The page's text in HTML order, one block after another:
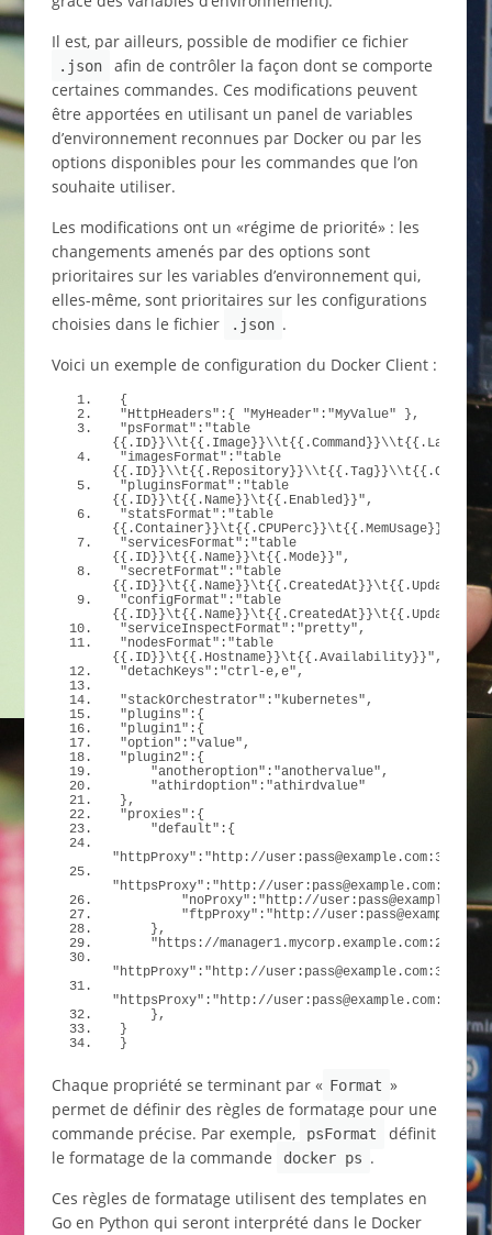
Il est, par ailleurs, possible de modifier ce fichier
.json
afin de contrôler la façon dont se comporte
certaines commandes. Ces modifications peuvent
être apportées en utilisant un panel de variables
d’environnement reconnues par Docker ou par les
options disponibles pour les commandes que l’on
souhaite utiliser.
Les modifications ont un «régime de priorité» : les
changements amenés par des options sont
prioritaires sur les variables d’environnement qui,
elles-même, sont prioritaires sur les configurations
choisies dans le fichier
.json .
Voici un exemple de configuration du Docker Client :
{
"HttpHeaders" : { "MyHeader" : "MyValue" } ,
"psFormat" : "table
"imagesFormat" : "table
"pluginsFormat" : "table
{{.ID}}\t{{.Name}}\t{{.Enabled}}" ,
"statsFormat" : "table
{{.Container}}\t{{.CPUPerc}}\t{{.MemUsage}}"
"servicesFormat" : "table
{{.ID}}\t{{.Name}}\t{{.Mode}}" ,
"secretFormat" : "table
"configFormat" : "table
"serviceInspectFormat" : "pretty" ,
"nodesFormat" : "table
{{.ID}}\t{{.Hostname}}\t{{.Availability}}" ,
"detachKeys" : "ctrl-e,e" ,
"stackOrchestrator" : "kubernetes" ,
"plugins" : {
"plugin1" : {
"option" : "value" ,
"plugin2" : {
"anotheroption" : "anothervalue" ,
"athirdoption" : "athirdvalue"
} ,
"proxies" : {
"default" : {
"httpProxy" : "http://user:pass@example.com:3128"
"httpsProxy" : "http://user:pass@example.com:3128" ,
"noProxy" : "http://
"ftpProxy" : "http://
} ,
"https://manager1.mycorp.example.com:2377"
"httpProxy" : "http://user:pass@example.com:3128"
"httpsProxy" : "http://user:pass@example.com:3128"
} ,
}
}
Chaque propriété se terminant par « Format »
permet de définir des règles de formatage pour une
commande précise. Par exemple,
psFormat
définit
le formatage de la commande
docker ps .
Ces règles de formatage utilisent des templates en
Go en Python qui seront interprété dans le Docker